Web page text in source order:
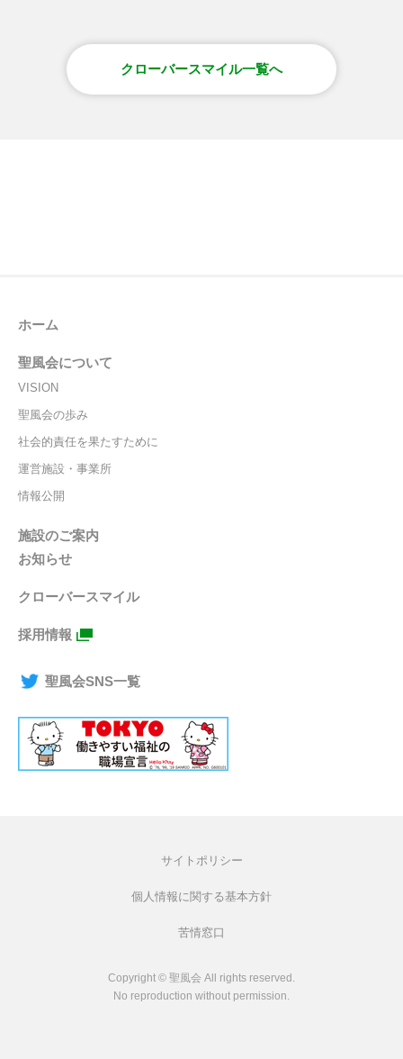
クローバースマイル一覧へ
ホーム
聖風会について
VISION
聖風会の歩み
社会的責任を果たすために
運営施設・事業所
情報公開
施設のご案内
お知らせ
クローバースマイル
採用情報
聖風会SNS一覧
サイトポリシー
個人情報に関する基本方針
苦情窓口
Copyright © 聖風会 All rights reserved.
No reproduction without permission.